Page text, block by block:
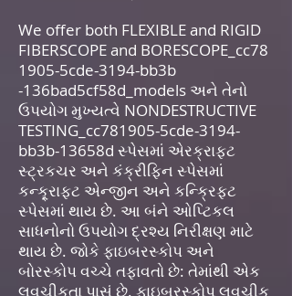
We offer both FLEXIBLE and RIGID
FIBERSCOPE and BORESCOPE_cc78
1905-5cde-3194-bb3b
-136bad5cf58d_models અને તેનો
ઉપયોગ મુખ્યત્વે NONDESTRUCTIVE
TESTING_cc781905-5cde-3194-
bb3b-13658d સ્પેસમાં એરક્રાફ્ટ
સ્ટ્રકચર અને કંક્રીફિન સ્પેસમાં
કન્ક્ર્રાફ્ટ એન્જીન અને કન્ક્રિફટ
સ્પેસમાં થાય છે. આ બંને ઓપ્ટિકલ
સાધનોનો ઉપયોગ દ્રશ્ય નિરીક્ષણ માટે
થાય છે. જોકે ફાઇબરસ્કોપ અને
બોરસ્કોપ વચ્ચે તફાવતો છે: તેમાંથી એક
લવચીકતા પાસું છે. ફાઇબરસ્કોપ લવચીક